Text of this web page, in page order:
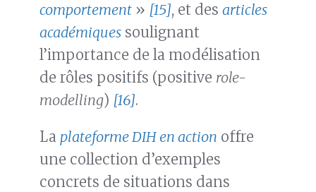
comportement » [15], et des articles
académiques soulignant
l’importance de la modélisation
de rôles positifs (positive role-
modelling) [16].
La plateforme DIH en action offre
une collection d’exemples
concrets de situations dans